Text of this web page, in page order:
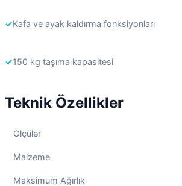
✓Kafa ve ayak kaldırma fonksiyonları
✓150 kg taşıma kapasitesi
Teknik Özellikler
Ölçüler
Malzeme
Maksimum Ağırlık